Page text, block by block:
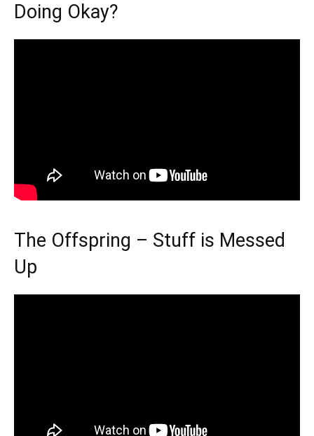
Doing Okay?
The Offspring – Stuff is Messed
Up